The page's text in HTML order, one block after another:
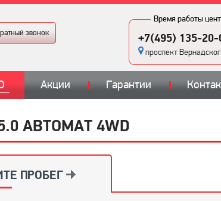
звонок
Время работы
+7(495) 135-20-
проспект
Акции Гарантии
АВТОМАТ 4WD
ПРОБЕГ